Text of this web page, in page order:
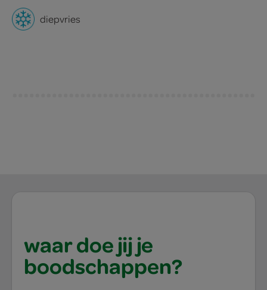
diepvries
waar doe jij je
boodschappen?